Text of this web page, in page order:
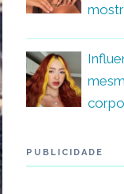
PUBLICIDADE